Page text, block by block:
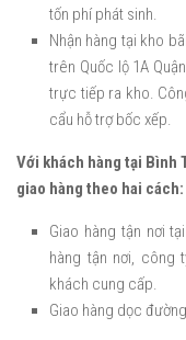
tốn phí phát sinh.
Nhận hàng tại kho
trên Quốc lộ 1A
trực tiếp ra kho.
cẩu hỗ trợ bốc xếp.
Với khách hàng tại Bình
giao hàng theo hai cách:
Giao hàng tận nơi
hàng tận nơi, công
khách cung cấp.
Giao hàng dọc